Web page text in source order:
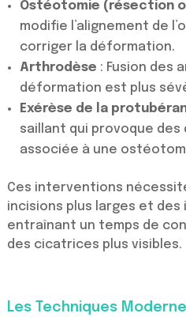
Ostéotomie (résection
modifie l’alignement de
corriger la déformation.
Arthrodèse : Fusion des
déformation est plus
Exérèse de la
saillant qui provoque des
associée à une
Ces interventions
incisions plus larges et des
entraînant un temps de
des cicatrices plus visibles.
Les Techniques